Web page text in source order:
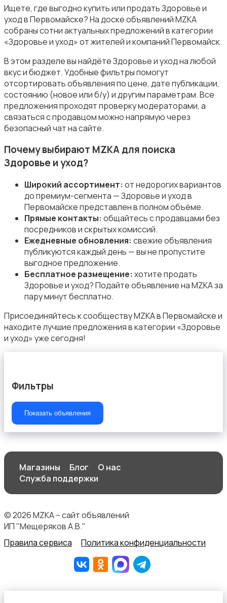
Радио- и видеоняни
Товары для учебы
Другое
Ищете, где выгодно купить или продать Здоровье и
уход в Первомайске? На доске объявлений MZKA
собраны сотни актуальных предложений в категории
«Здоровье и уход» от жителей и компаний Первомайск.
В этом разделе вы найдёте Здоровье и уход на любой
вкус и бюджет. Удобные фильтры помогут
отсортировать объявления по цене, дате публикации,
состоянию (новое или б/у) и другим параметрам. Все
предложения проходят проверку модераторами, а
связаться с продавцом можно напрямую через
безопасный чат на сайте.
Почему выбирают MZKA для поиска
Здоровье и уход?
Широкий ассортимент: от недорогих вариантов
до премиум-сегмента — Здоровье и уход в
Первомайске представлен в полном объёме.
Прямые контакты: общайтесь с продавцами без
посредников и скрытых комиссий.
Ежедневные обновления: свежие объявления
публикуются каждый день — вы не пропустите
выгодное предложение.
Бесплатное размещение: хотите продать
Здоровье и уход? Подайте объявление на MZKA за
пару минут бесплатно.
Присоединяйтесь к сообществу MZKA в Первомайске и
находите лучшие предложения в категории «Здоровье
и уход» уже сегодня!
Фильтры
Показать объявления
Магазины Блог
О нас
Служба поддержки
© 2026 MZKA – сайт объявлений
ИП "Мещеряков А.В."
Правила сервиса
Политика конфиденциальности